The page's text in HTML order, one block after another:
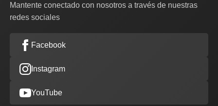
Mantente conectado con nosotros a través de nuestras
redes sociales
Facebook
Instagram
YouTube